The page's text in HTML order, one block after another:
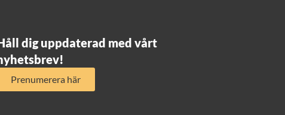
dig uppdaterad med vårt
Prenumerera här